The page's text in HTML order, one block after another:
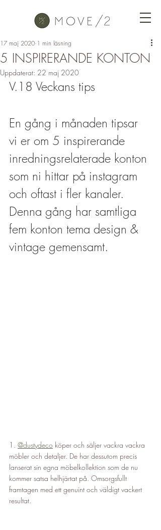
5 INSPIRERANDE KONTON
17 maj 2020 1 min läsning
Uppdaterat: 22 maj 2020
V.18 Veckans tips
En gång i månaden tipsar
vi er om 5 inspirerande
inredningsrelaterade konton
som ni hittar på instagram
och oftast i fler kanaler.
Denna gång har samtliga
fem konton tema design &
vintage gemensamt.
1. @dustydeco köper och säljer vackra vackra
möbler och detaljer. De har dessutom precis
lanserat sin egna möbelkollektion som de nu
kommer satsa helhjärtat på. Omsorgsfullt
framtagen med ett genuint och väldigt vackert
resultat.